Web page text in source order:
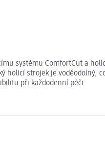
systému ComfortCut a
strojek je voděodolný,
při každodenní péči.